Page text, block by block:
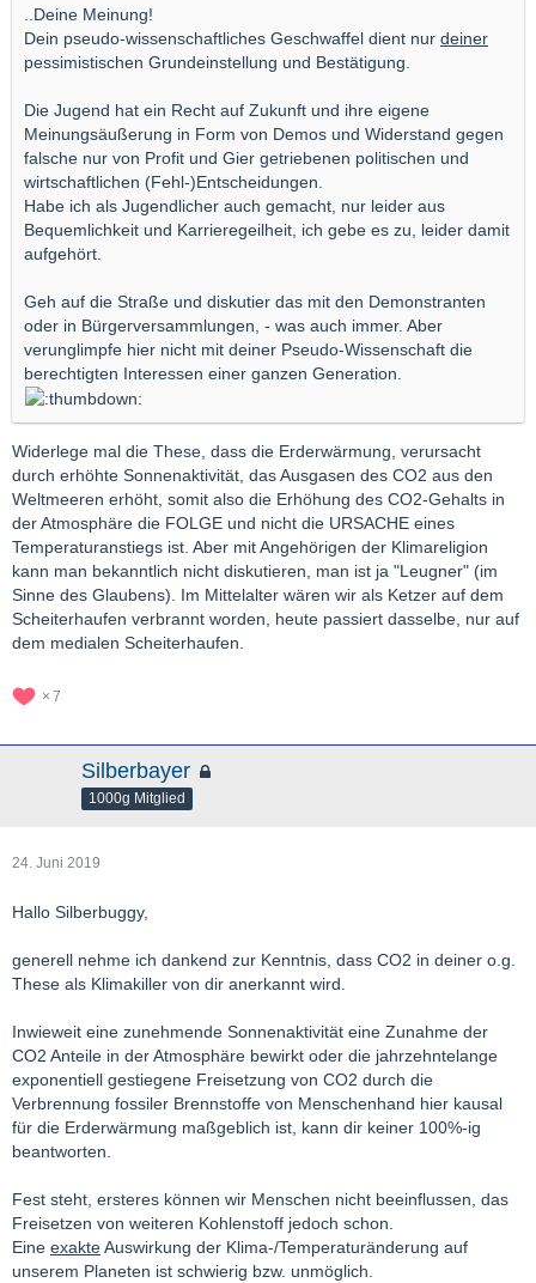
..Deine Meinung!
Dein pseudo-wissenschaftliches Geschwaffel dient nur deiner
pessimistischen Grundeinstellung und Bestätigung.
Die Jugend hat ein Recht auf Zukunft und ihre eigene
Meinungsäußerung in Form von Demos und Widerstand gegen
falsche nur von Profit und Gier getriebenen politischen und
wirtschaftlichen (Fehl-)Entscheidungen.
Habe ich als Jugendlicher auch gemacht, nur leider aus
Bequemlichkeit und Karrieregeilheit, ich gebe es zu, leider damit
aufgehört.
Geh auf die Straße und diskutier das mit den Demonstranten
oder in Bürgerversammlungen, - was auch immer. Aber
verunglimpfe hier nicht mit deiner Pseudo-Wissenschaft die
berechtigten Interessen einer ganzen Generation.
Widerlege mal die These, dass die Erderwärmung, verursacht
durch erhöhte Sonnenaktivität, das Ausgasen des CO2 aus den
Weltmeeren erhöht, somit also die Erhöhung des CO2-Gehalts in
der Atmosphäre die FOLGE und nicht die URSACHE eines
Temperaturanstiegs ist. Aber mit Angehörigen der Klimareligion
kann man bekanntlich nicht diskutieren, man ist ja "Leugner" (im
Sinne des Glaubens). Im Mittelalter wären wir als Ketzer auf dem
Scheiterhaufen verbrannt worden, heute passiert dasselbe, nur auf
dem medialen Scheiterhaufen.
7
Silberbayer
1000g Mitglied
24. Juni 2019
Hallo Silberbuggy,
generell nehme ich dankend zur Kenntnis, dass CO2 in deiner o.g.
These als Klimakiller von dir anerkannt wird.
Inwieweit eine zunehmende Sonnenaktivität eine Zunahme der
CO2 Anteile in der Atmosphäre bewirkt oder die jahrzehntelange
exponentiell gestiegene Freisetzung von CO2 durch die
Verbrennung fossiler Brennstoffe von Menschenhand hier kausal
für die Erderwärmung maßgeblich ist, kann dir keiner 100%-ig
beantworten.
Fest steht, ersteres können wir Menschen nicht beeinflussen, das
Freisetzen von weiteren Kohlenstoff jedoch schon.
Eine exakteAuswirkung der Klima-/Temperaturänderung auf
unserem Planeten ist schwierig bzw. unmöglich.